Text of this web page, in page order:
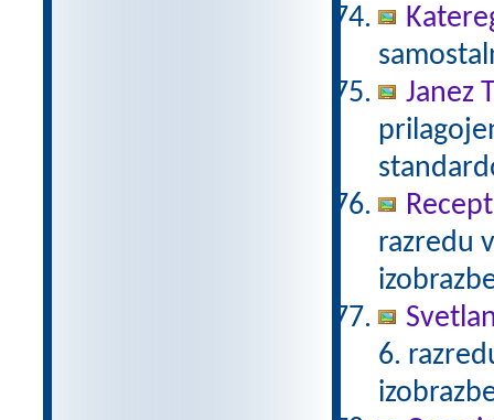
Janez
razredu
6.